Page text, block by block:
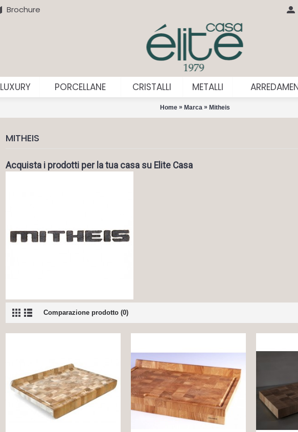
Brochure
LUXURY PORCELLANE CRISTALLI METALLI
Home» Marca » Mitheis
MITHEIS
Acquista i prodotti per la tua casa su Elite Casa
Comparazione prodotto (0)